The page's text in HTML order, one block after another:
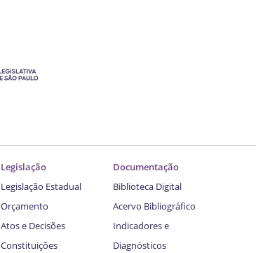
Legislação
Legislação Estadual
Orçamento
Atos e Decisões
Constituições
Documentação
Biblioteca Digital
Acervo Bibliográfico
Indicadores e
Diagnósticos